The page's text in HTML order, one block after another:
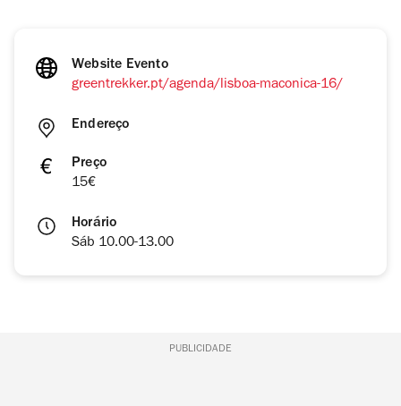
Website Evento
greentrekker.pt/agenda/lisboa-maconica-16/
Endereço
Preço
15€
Horário
Sáb 10.00-13.00
PUBLICIDADE